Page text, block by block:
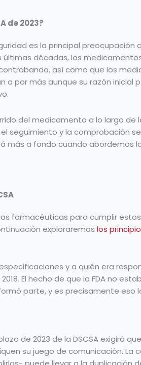
de 2023?
es la principal preocupación
décadas, los
así como que los
por más aunque su razón
del medicamento a lo largo de
y la comprobación
a fondo cuando abordemos
farmacéuticas para cumplir
exploraremos los
y a quién era
El hecho de que la FDA no
parte, y es precisamente eso
de 2023 de la DSCSA exigirá
su juego de comunicación. La